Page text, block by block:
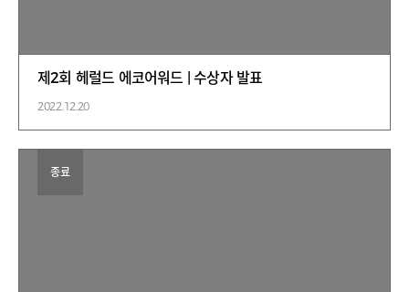
제2회 헤럴드 에코어워드 | 수상자 발표
2022.12.20
종료